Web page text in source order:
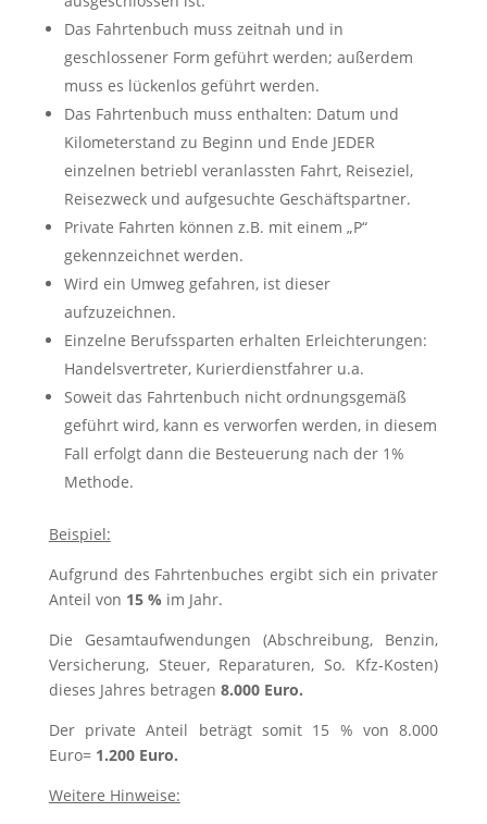
Das Fahrtenbuch muss zeitnah und in
geschlossener Form geführt werden; außerdem
muss es lückenlos geführt werden.
Das Fahrtenbuch muss enthalten: Datum und
Kilometerstand zu Beginn und Ende JEDER
einzelnen betriebl veranlassten Fahrt, Reiseziel,
Reisezweck und aufgesuchte Geschäftspartner.
Private Fahrten können z.B. mit einem „P“
gekennzeichnet werden.
Wird ein Umweg gefahren, ist dieser
aufzuzeichnen.
Einzelne Berufssparten erhalten Erleichterungen:
Handelsvertreter, Kurierdienstfahrer u.a.
Soweit das Fahrtenbuch nicht ordnungsgemäß
geführt wird, kann es verworfen werden, in diesem
Fall erfolgt dann die Besteuerung nach der 1%
Methode.
Beispiel:
Aufgrund des Fahrtenbuches ergibt sich ein privater
Anteil von 15 % im Jahr.
Die Gesamtaufwendungen (Abschreibung, Benzin,
Versicherung, Steuer, Reparaturen, So. Kfz-Kosten)
dieses Jahres betragen 8.000 Euro.
Der private Anteil beträgt somit 15 % von 8.000
Euro= 1.200 Euro.
Weitere Hinweise: